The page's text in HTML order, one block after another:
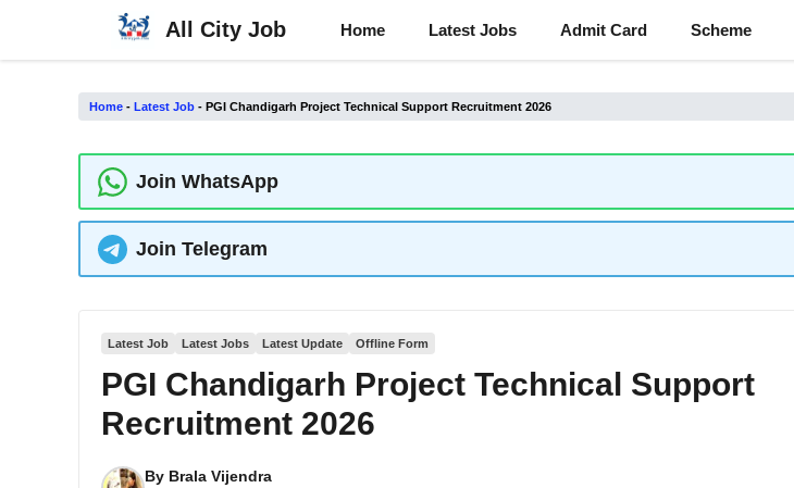
content
All City Job Home Latest Jobs Admit Card Scheme
Home - Latest Job - PGI Chandigarh Project Technical Support Recruitment 2026
Join WhatsApp
Join Telegram
Latest Job Latest Jobs Latest Update Offline Form
PGI Chandigarh Project Technical Support
Recruitment 2026
By Brala Vijendra